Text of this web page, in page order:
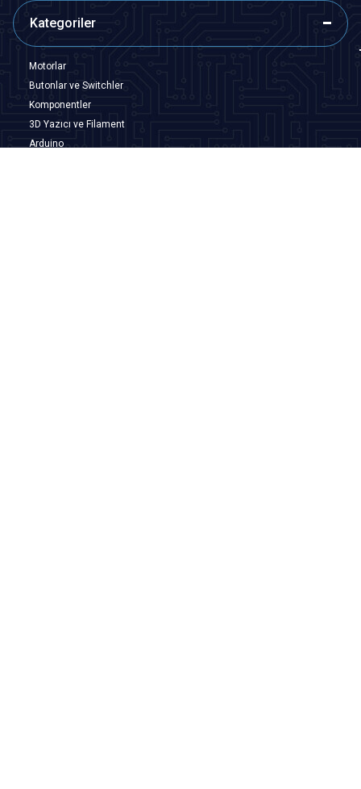
Kategoriler
Motorlar
Butonlar ve Switchler
Komponentler
3D Yazıcı ve Filament
Arduino